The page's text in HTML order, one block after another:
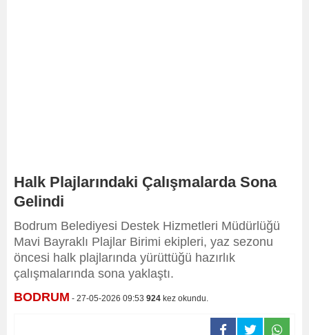
Halk Plajlarındaki Çalışmalarda Sona
Gelindi
Bodrum Belediyesi Destek Hizmetleri Müdürlüğü
Mavi Bayraklı Plajlar Birimi ekipleri, yaz sezonu
öncesi halk plajlarında yürüttüğü hazırlık
çalışmalarında sona yaklaştı.
BODRUM - 27-05-2026 09:53 924 kez okundu.